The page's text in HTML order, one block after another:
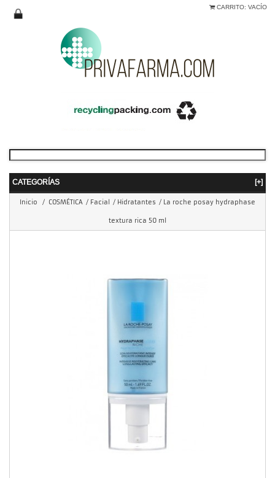
CARRITO: VACÍO
CATEGORÍAS [+]
Inicio / COSMÉTICA / Facial / Hidratantes / La roche posay hydraphase
textura rica 50 ml